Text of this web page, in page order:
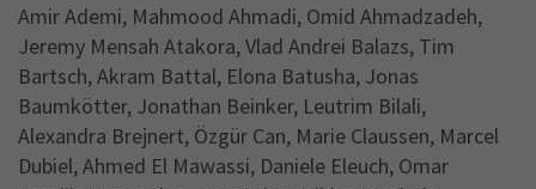
Amir Ademi, Mahmood Ahmadi, Omid Ahmadzadeh,
Jeremy Mensah Atakora, Vlad Andrei Balazs, Tim
Bartsch, Akram Battal, Elona Batusha, Jonas
Baumkötter, Jonathan Beinker, Leutrim Bilali,
Alexandra Brejnert, Özgür Can, Marie Claussen, Marcel
Dubiel, Ahmed El Mawassi, Daniele Eleuch, Omar